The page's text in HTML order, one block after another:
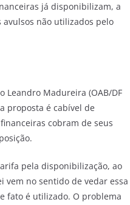
já disponibilizam, a
não utilizados pelo
Leandro Madureira (OAB/DF
proposta é cabível de
cobram de seus
pela disponibilização, ao
vem no sentido de vedar essa
fato é utilizado. O problema